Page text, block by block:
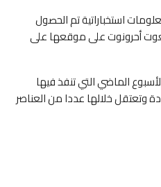
استخباراتية تم الحصول
أحرونوت على موقعها على
الماضي التي تنفذ فيها
وتعتقل خلالها عددا من العناصر